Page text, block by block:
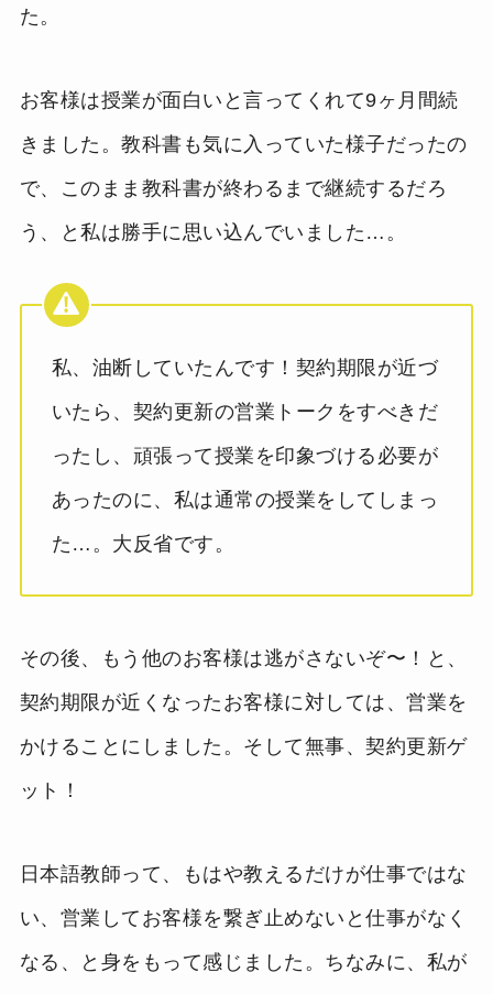
た。
お客様は授業が面白いと言ってくれて9ヶ月間続
きました。教科書も気に入っていた様子だったの
で、このまま教科書が終わるまで継続するだろ
う、と私は勝手に思い込んでいました…。
私、油断していたんです！契約期限が近づ
いたら、契約更新の営業トークをすべきだ
ったし、頑張って授業を印象づける必要が
あったのに、私は通常の授業をしてしまっ
た…。大反省です。
その後、もう他のお客様は逃がさないぞ〜！と、
契約期限が近くなったお客様に対しては、営業を
かけることにしました。そして無事、契約更新ゲ
ット！
日本語教師って、もはや教えるだけが仕事ではな
い、営業してお客様を繋ぎ止めないと仕事がなく
なる、と身をもって感じました。ちなみに、私が